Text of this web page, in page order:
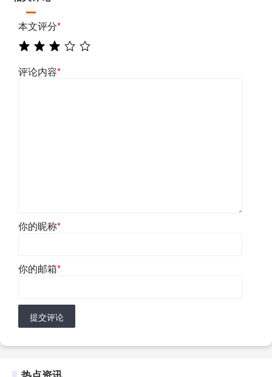
本文评分*
评论内容*
你的昵称*
你的邮箱*
提交评论